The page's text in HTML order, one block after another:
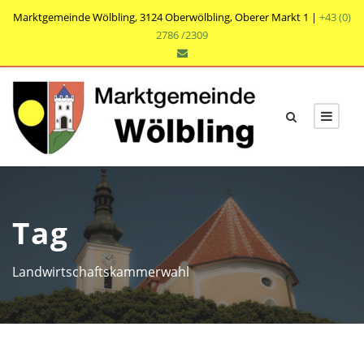
Marktgemeinde Wölbling, 3124 Oberwölbling, Oberer Markt 1 | +43 (0)
2786 /2309
Tag
Landwirtschaftskammerwahl